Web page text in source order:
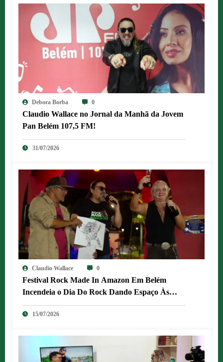
Debora Borba 0
Claudio Wallace no Jornal da Manhã da Jovem
Pan Belém 107,5 FM!
31/07/2026
Claudio Wallace 0
Festival Rock Made In Amazon Em Belém
Incendeia o Dia Do Rock Dando Espaço Às
Bandas Autorais Da Capital E Região
Metropolitana.
15/07/2026